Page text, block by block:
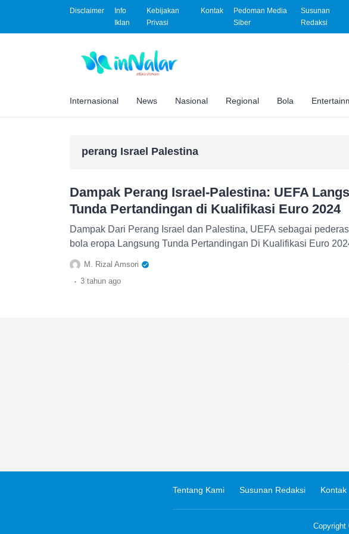
Disclaimer
Info
Iklan
Kebijakan
Privasi
Kontak
Pedoman Media
Siber
Susunan
Redaksi
Internasional News Nasional Regional Bola
perang Israel Palestina
Dampak Perang Israel-Palestina: UEFA
Tunda Pertandingan di Kualifikasi Euro 2024
Dampak Dari Perang Israel dan Palestina, UEFA sebagai pederasi sepak
bola eropa Langsung Tunda Pertandingan Di Kualifikasi Euro
M. Rizal Amsori
. 3 tahun ago
Tentang Kami Susunan Redaksi Kontak
Copyright